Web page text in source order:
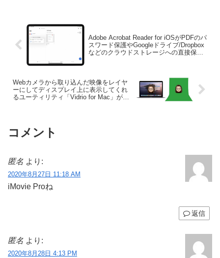
Adobe Acrobat Reader for iOSがPDFのパ
スワード保護やGoogleドライブ/Dropbox
などのクラウドストレージへの直接保存
Webカメラから取り込んだ映像をレイヤ
ーにしてディスプレイ上に表示してくれ
るユーティリティ「Vidrio for Mac」がグ
コメント
匿名 より:
2020年8月27日 11:18 AM
iMovie Proね
返信
匿名 より:
2020年8月28日 4:13 PM